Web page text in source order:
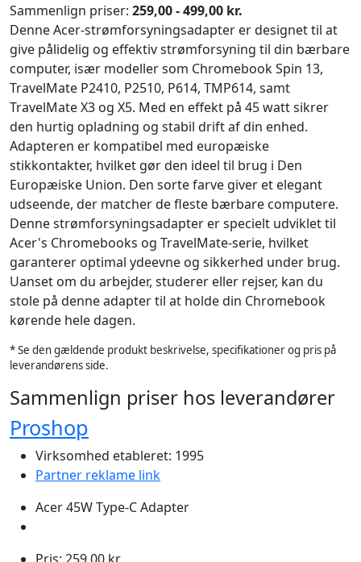
Sammenlign priser: 259,00 - 499,00 kr.
Denne Acer-strømforsyningsadapter er designet til at
give pålidelig og effektiv strømforsyning til din bærbare
computer, især modeller som Chromebook Spin 13,
TravelMate P2410, P2510, P614, TMP614, samt
TravelMate X3 og X5. Med en effekt på 45 watt sikrer
den hurtig opladning og stabil drift af din enhed.
Adapteren er kompatibel med europæiske
stikkontakter, hvilket gør den ideel til brug i Den
Europæiske Union. Den sorte farve giver et elegant
udseende, der matcher de fleste bærbare computere.
Denne strømforsyningsadapter er specielt udviklet til
Acer's Chromebooks og TravelMate-serie, hvilket
garanterer optimal ydeevne og sikkerhed under brug.
Uanset om du arbejder, studerer eller rejser, kan du
stole på denne adapter til at holde din Chromebook
kørende hele dagen.
* Se den gældende produkt beskrivelse, specifikationer og pris på
leverandørens side.
Sammenlign priser hos leverandører
Proshop
Virksomhed etableret: 1995
Partner reklame link
Acer 45W Type-C Adapter